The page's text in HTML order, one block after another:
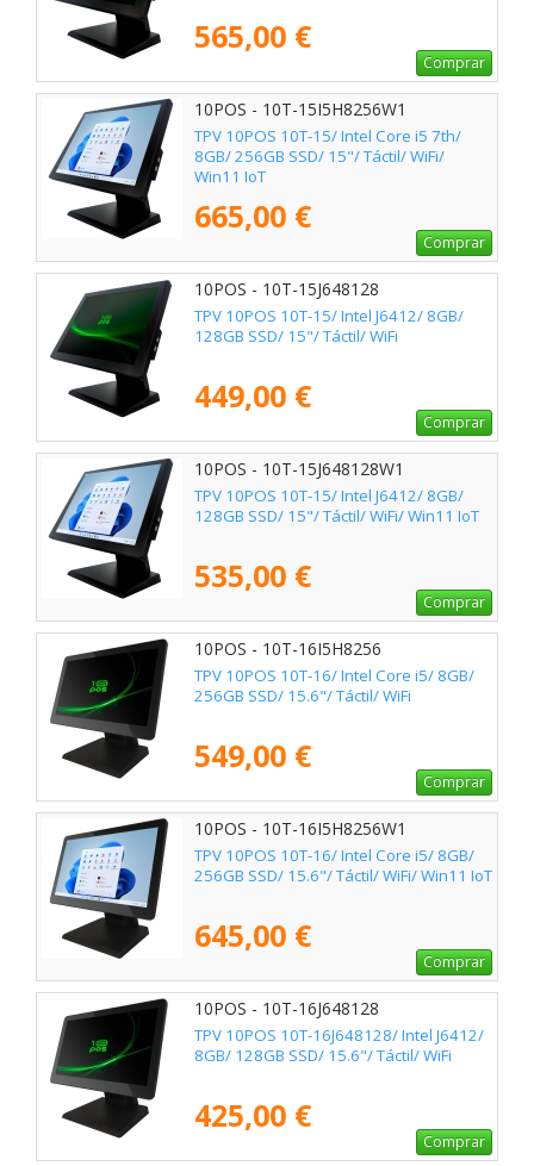
565,00 €
Comprar
10POS - 10T-15I5H8256W1
TPV 10POS 10T-15/ Intel Core i5 7th/
8GB/ 256GB SSD/ 15"/ Táctil/ WiFi/
Win11 IoT
665,00 €
Comprar
10POS - 10T-15J648128
TPV 10POS 10T-15/ Intel J6412/ 8GB/
128GB SSD/ 15"/ Táctil/ WiFi
449,00 €
Comprar
10POS - 10T-15J648128W1
TPV 10POS 10T-15/ Intel J6412/ 8GB/
128GB SSD/ 15"/ Táctil/ WiFi/ Win11 IoT
535,00 €
Comprar
10POS - 10T-16I5H8256
TPV 10POS 10T-16/ Intel Core i5/ 8GB/
256GB SSD/ 15.6"/ Táctil/ WiFi
549,00 €
Comprar
10POS - 10T-16I5H8256W1
TPV 10POS 10T-16/ Intel Core i5/ 8GB/
256GB SSD/ 15.6"/ Táctil/ WiFi/ Win11 IoT
645,00 €
Comprar
10POS - 10T-16J648128
TPV 10POS 10T-16J648128/ Intel J6412/
8GB/ 128GB SSD/ 15.6"/ Táctil/ WiFi
425,00 €
Comprar